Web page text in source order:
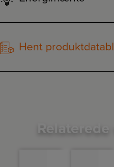
Hent
Relaterede